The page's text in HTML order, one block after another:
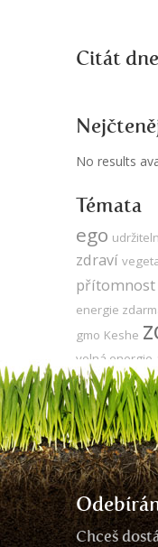
Citát dne
No results
Témata
ego
zdraví
přítomnost
energie
gmo Keshe
volná energie
Tesla
strach
energie
Chceš